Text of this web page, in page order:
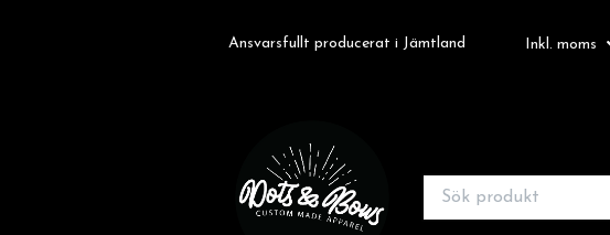
Ansvarsfullt producerat i Jämtland Inkl. moms